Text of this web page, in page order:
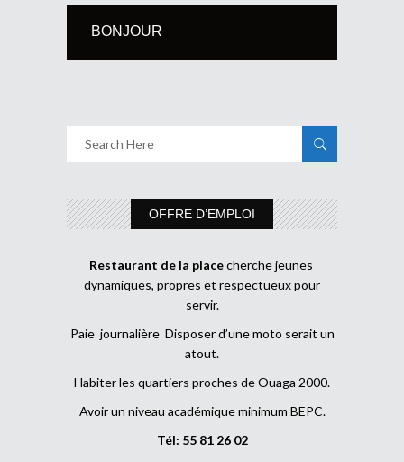
BONJOUR
OFFRE D’EMPLOI
Restaurant de la placecherche jeunes
dynamiques, propres et respectueux pour
servir.
Paie journalière Disposer d’une moto serait un
atout.
Habiter les quartiers proches de Ouaga 2000.
Avoir un niveau académique minimum BEPC.
Tél: 55 81 26 02